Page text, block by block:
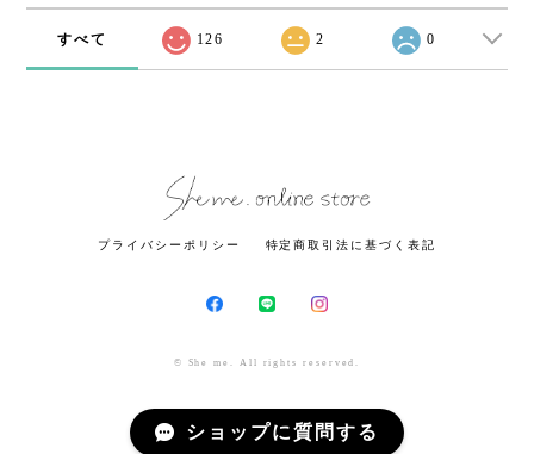
すべて 126 2 0
プライバシーポリシー 特定商取引法に基づく表記
© She me. All rights reserved.
ショップに質問する